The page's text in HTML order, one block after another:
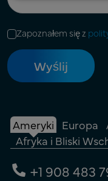
Zapoznałem się z
Ameryki Europa
Afryka i Bliski
+1 908 483